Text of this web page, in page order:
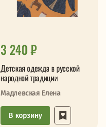
3 240 ₽
Детская одежда в русской
народной традиции
Мадлевская Елена
В корзину